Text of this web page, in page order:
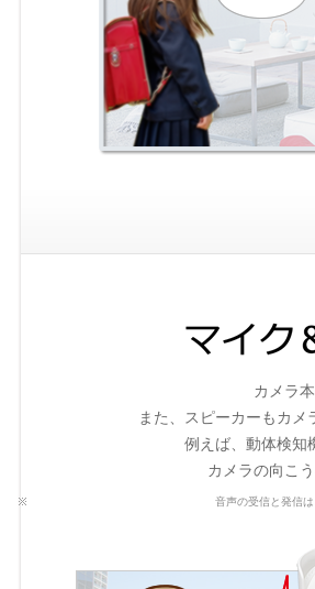
カメラ
また、スピーカーもカ
例えば、動体検知
カメラの向こ
音声の受信と発信